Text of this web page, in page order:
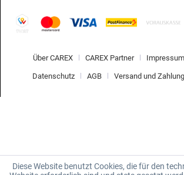
Über CAREX CAREX Partner Impressum
Datenschutz AGB Versand und
Diese Website benutzt Cookies, die für den